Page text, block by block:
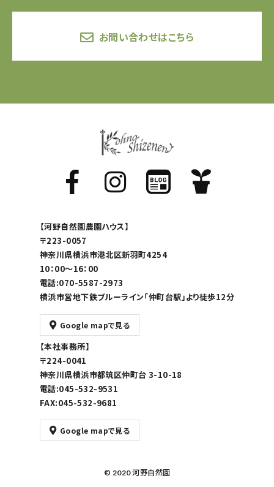
お問い合わせはこちら
【河野自然園農園ハウス】
〒223-0057
神奈川県横浜市港北区新羽町4254
10：00～16：00
電話:070-5587-2973
横浜市営地下鉄ブルーライン「仲町台駅」より徒歩12分
Google mapで見る
【本社事務所】
〒224-0041
神奈川県横浜市都筑区仲町台 3-10-18
電話:045-532-9531
FAX:045-532-9681
Google mapで見る
© 2020 河野自然園